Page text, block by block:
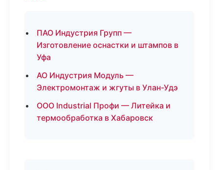
ПАО Индустрия Групп —
Изготовление оснастки и штампов в
Уфа
АО Индустрия Модуль —
Электромонтаж и жгуты в Улан-Удэ
ООО Industrial Профи — Литейка и
термообработка в Хабаровск